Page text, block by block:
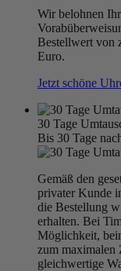
Wir belohnen
Bestellwert von
Euro.
Jetzt schöne
30 Tage
Bis 30 Tage
Gemäß den
privater Kunde
die Bestellung
erhalten. Bei
Möglichkeit,
zum maximalen
gleichwertige